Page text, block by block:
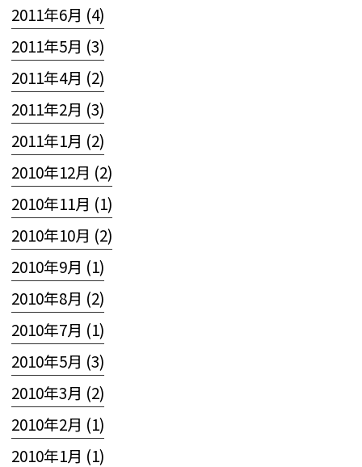
2011年6月 (4)
2011年5月 (3)
2011年4月 (2)
2011年2月 (3)
2011年1月 (2)
2010年12月 (2)
2010年11月 (1)
2010年10月 (2)
2010年9月 (1)
2010年8月 (2)
2010年7月 (1)
2010年5月 (3)
2010年3月 (2)
2010年2月 (1)
2010年1月 (1)